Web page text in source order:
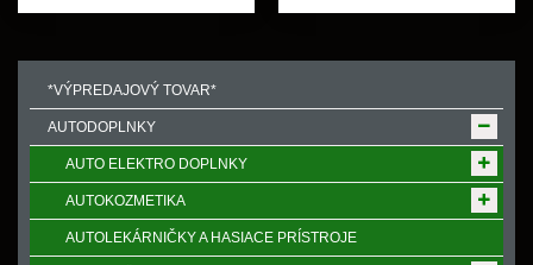
*VÝPREDAJOVÝ TOVAR*
AUTODOPLNKY
AUTO ELEKTRO DOPLNKY
AUTOKOZMETIKA
AUTOLEKÁRNIČKY A HASIACE PRÍSTROJE